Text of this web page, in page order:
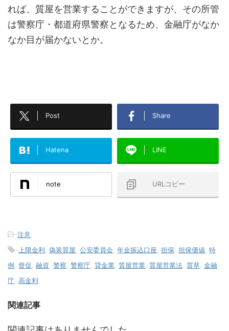
れば、質屋を営業することができますが、その所管
は警察庁・都道府県警察となるため、金融庁がなか
なか目が届かないとか。
Post Share
Hatena LINE
note URLコピー
-注意
- 上限金利 偽装質屋 公安委員会 年金振込口座 担保 担保価値 特
例 督促 融資 警察 警察庁 貸金業 質屋営業 質屋営業法 質草 金融
庁 高金利
関連記事